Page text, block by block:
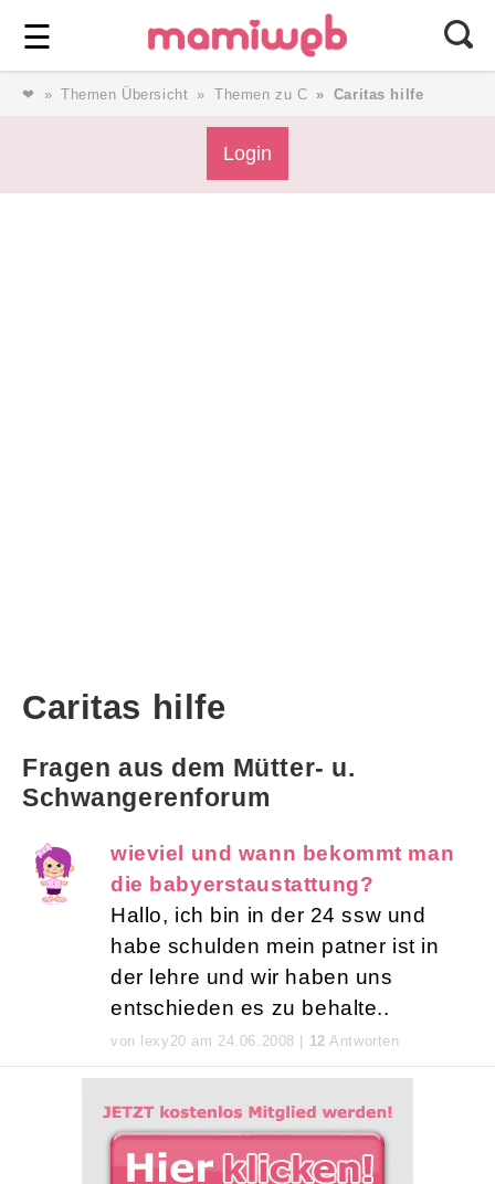
☰ ⎯ Wir lieben Familie ⎯
❤ Themen Übersicht Themen zu C Caritas hilfe
Login
Caritas hilfe
Fragen aus dem Mütter- u.
Schwangerenforum
wieviel und wann bekommt man
die babyerstaustattung?
Hallo, ich bin in der 24 ssw und
habe schulden mein patner ist in
der lehre und wir haben uns
entschieden es zu behalte..
von lexy20 am 24.06.2008 | 12 Antworten